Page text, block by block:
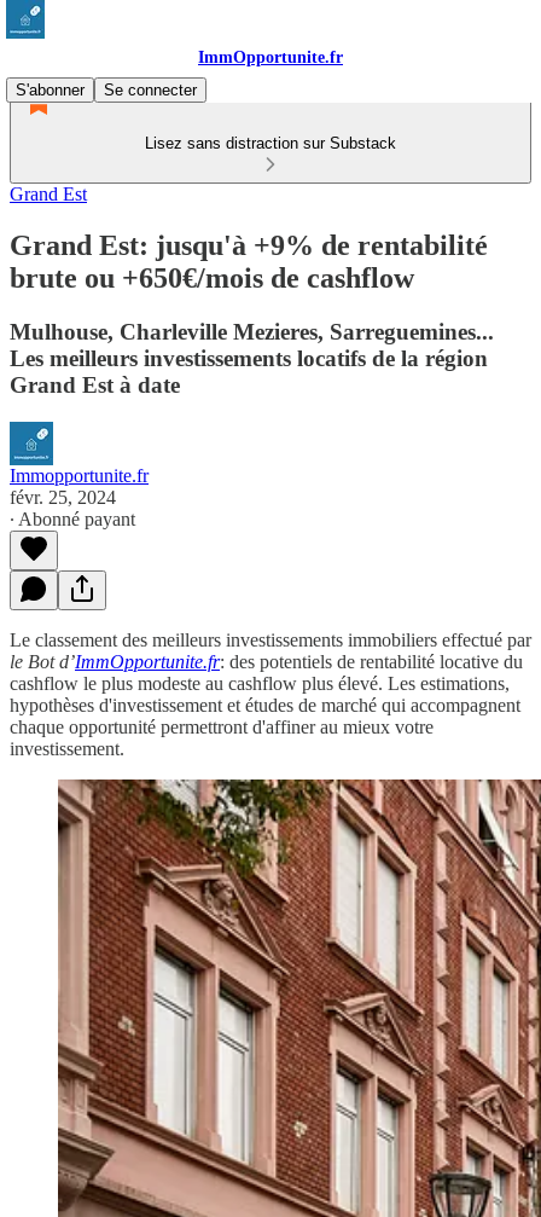
ImmOpportunite.fr
S'abonner
Se connecter
Lisez sans distraction sur Substack
Grand Est
Grand Est: jusqu'à +9% de rentabilité
brute ou +650€/mois de cashflow
Mulhouse, Charleville Mezieres, Sarreguemines...
Les meilleurs investissements locatifs de la région
Grand Est à date
Immopportunite.fr
févr. 25, 2024
∙ Abonné payant
Le classement des meilleurs investissements immobiliers effectué par
le Bot d’ImmOpportunite.fr: des potentiels de rentabilité locative du
cashflow le plus modeste au cashflow plus élevé. Les estimations,
hypothèses d'investissement et études de marché qui accompagnent
chaque opportunité permettront d'affiner au mieux votre
investissement.